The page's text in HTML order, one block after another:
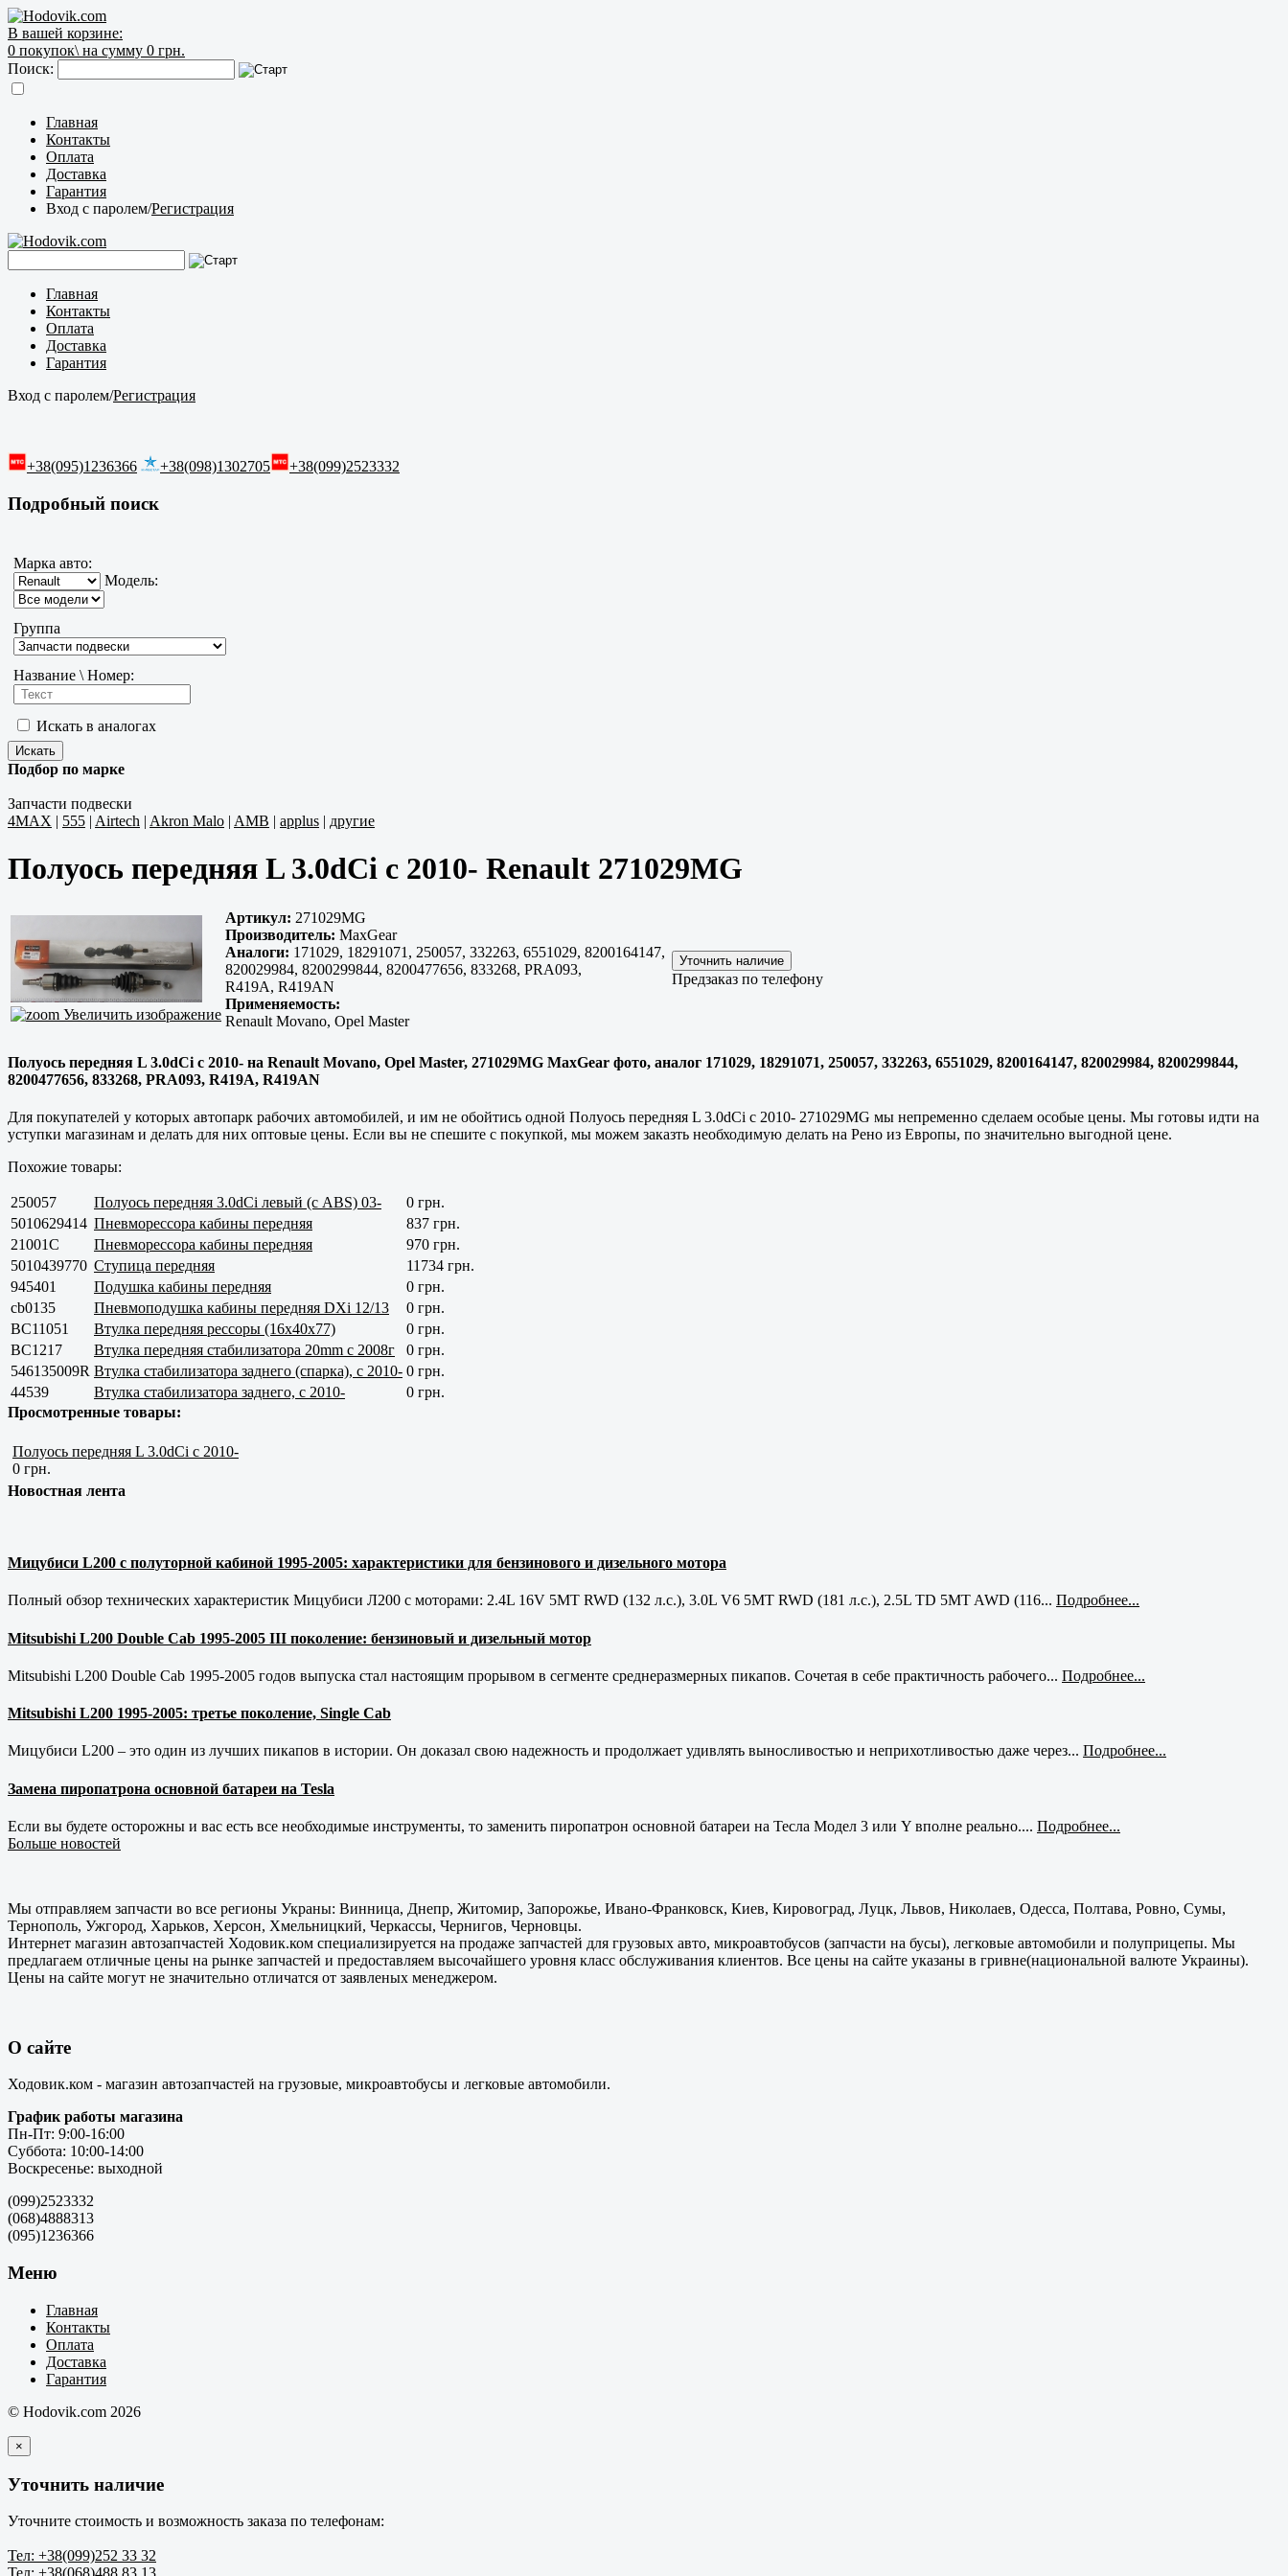
В вашей корзине:
0 покупок\ на сумму 0 грн.
Поиск:
Главная
Контакты
Оплата
Доставка
Гарантия
Вход с паролем/Регистрация
Главная
Контакты
Оплата
Доставка
Гарантия
Вход с паролем/Регистрация
+38(095)1236366 +38(098)1302705 +38(099)2523332
Подробный поиск
Марка авто:
Модель:
Группа
Название \ Номер:
Искать в аналогах
Подбор по марке
Запчасти подвески
4MAX | 555 | Airtech | Akron Malo | AMB | applus | другие
Полуось передняя L 3.0dCi с 2010- Renault 271029MG
Увеличить изображение
Артикул: 271029MG
Производитель: MaxGear
Аналоги: 171029, 18291071, 250057, 332263, 6551029, 8200164147,
820029984, 8200299844, 8200477656, 833268, PRA093,
R419A, R419AN
Применяемость:
Renault Movano, Opel Master
Предзаказ по телефону
Полуось передняя L 3.0dCi с 2010- на Renault Movano, Opel Master, 271029MG MaxGear фото, аналог 171029, 18291071, 250057, 332263, 6551029, 8200164147, 820029984, 8200299844,
8200477656, 833268, PRA093, R419A, R419AN
Для покупателей у которых автопарк рабочих автомобилей, и им не обойтись одной Полуось передняя L 3.0dCi с 2010- 271029MG мы непременно сделаем особые цены. Мы готовы идти на
уступки магазинам и делать для них оптовые цены. Если вы не спешите с покупкой, мы можем заказть необходимую делать на Рено из Европы, по значительно выгодной цене.
Похожие товары:
250057 Полуось передняя 3.0dCi левый (с ABS) 03-
0 грн.
5010629414 Пневморессора кабины передняя
837 грн.
21001C
Пневморессора кабины передняя
970 грн.
5010439770 Ступица передняя
11734 грн.
945401
Подушка кабины передняя
0 грн.
cb0135
Пневмоподушка кабины передняя DXi 12/13
0 грн.
BC11051
Втулка передняя рессоры (16x40x77)
0 грн.
BC1217
Втулка передняя стабилизатора 20mm c 2008г
0 грн.
546135009R Втулка стабилизатора заднего (спарка), с 2010- 0 грн.
44539
Втулка стабилизатора заднего, с 2010-
0 грн.
Просмотренные товары:
Полуось передняя L 3.0dCi с 2010-
0 грн.
Новостная лента
Мицубиси L200 с полуторной кабиной 1995-2005: характеристики для бензинового и дизельного мотора
Полный обзор технических характеристик Мицубиси Л200 с моторами: 2.4L 16V 5MT RWD (132 л.с.), 3.0L V6 5MT RWD (181 л.с.), 2.5L TD 5MT AWD (116... Подробнее...
Mitsubishi L200 Double Cab 1995-2005 III поколение: бензиновый и дизельный мотор
Mitsubishi L200 Double Cab 1995-2005 годов выпуска стал настоящим прорывом в сегменте среднеразмерных пикапов. Сочетая в себе практичность рабочего... Подробнее...
Mitsubishi L200 1995-2005: третье поколение, Single Cab
Мицубиси L200 – это один из лучших пикапов в истории. Он доказал свою надежность и продолжает удивлять выносливостью и неприхотливостью даже через... Подробнее...
Замена пиропатрона основной батареи на Tesla
Если вы будете осторожны и вас есть все необходимые инструменты, то заменить пиропатрон основной батареи на Тесла Модел 3 или Y вполне реально.... Подробнее...
Больше новостей
Мы отправляем запчасти во все регионы Украны: Винница, Днепр, Житомир, Запорожье, Ивано-Франковск, Киев, Кировоград, Луцк, Львов, Николаев, Одесса, Полтава, Ровно, Сумы,
Тернополь, Ужгород, Харьков, Херсон, Хмельницкий, Черкассы, Чернигов, Черновцы.
Интернет магазин автозапчастей Ходовик.ком специализируется на продаже запчастей для грузовых авто, микроавтобусов (запчасти на бусы), легковые автомобили и полуприцепы. Мы
предлагаем отличные цены на рынке запчастей и предоставляем высочайшего уровня класс обслуживания клиентов. Все цены на сайте указаны в гривне(национальной валюте Украины).
Цены на сайте могут не значительно отличатся от заявленых менеджером.
О сайте
Ходовик.ком - магазин автозапчастей на грузовые, микроавтобусы и легковые автомобили.
График работы магазина
Пн-Пт: 9:00-16:00
Суббота: 10:00-14:00
Воскресенье: выходной
(099)2523332
(068)4888313
(095)1236366
Меню
Главная
Контакты
Оплата
Доставка
Гарантия
© Hodovik.com 2026
×
Уточнить наличие
Уточните стоимость и возможность заказа по телефонам:
Тел: +38(099)252 33 32